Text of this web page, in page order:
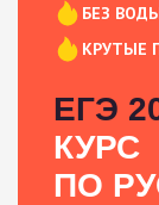
БЕЗ
КРУТЫЕ
ЕГЭ
КУРС
ПО